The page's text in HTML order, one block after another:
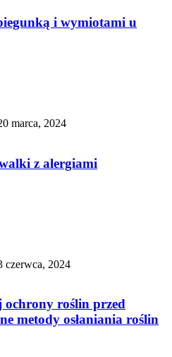
i wymiotami u
marca, 2024
z alergiami
czerwca, 2024
ochrony roślin przed
metody osłaniania roślin